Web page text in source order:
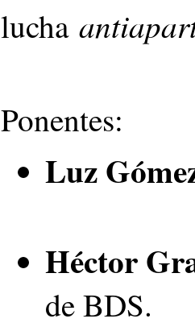
lucha
Ponentes:
Luz
Héctor
de BDS.